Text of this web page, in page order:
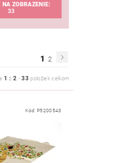
NA ZOBRAZENIE:
33
1 2
1 z2 -33 položiek celkom
Kód: P5200543